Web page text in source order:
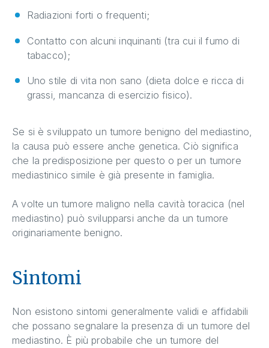
Radiazioni forti o frequenti;
Contatto con alcuni inquinanti (tra cui il fumo di
tabacco);
Uno stile di vita non sano (dieta dolce e ricca di
grassi, mancanza di esercizio fisico).
Se si è sviluppato un tumore benigno del mediastino,
la causa può essere anche genetica. Ciò significa
che la predisposizione per questo o per un tumore
mediastinico simile è già presente in famiglia.
A volte un tumore maligno nella cavità toracica (nel
mediastino) può svilupparsi anche da un tumore
originariamente benigno.
Sintomi
Non esistono sintomi generalmente validi e affidabili
che possano segnalare la presenza di un tumore del
mediastino. È più probabile che un tumore del